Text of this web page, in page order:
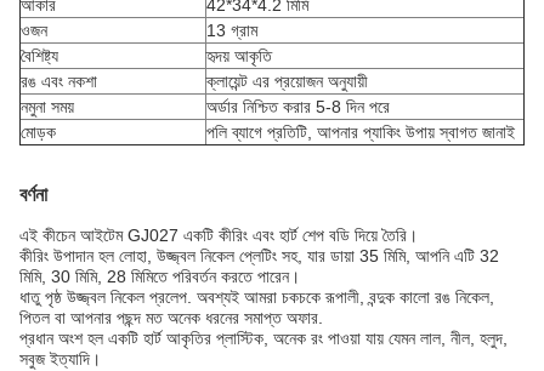
আকার
42*34*4.2 মিমি
ওজন
13 গ্রাম
বৈশিষ্ট্য
হৃদয় আকৃতি
রঙ এবং নকশা
ক্লায়েন্ট এর প্রয়োজন অনুযায়ী
নমুনা সময়
অর্ডার নিশ্চিত করার 5-8 দিন পরে
মোড়ক
পলি ব্যাগে প্রতিটি, আপনার প্যাকিং উপায় স্বাগত জানাই
বর্ণনা
এই কীচেন আইটেম GJ027 একটি কীরিং এবং হার্ট শেপ বডি দিয়ে তৈরি।
কীরিং উপাদান হল লোহা, উজ্জ্বল নিকেল প্লেটিং সহ, যার ডায়া 35 মিমি, আপনি এটি 32
মিমি, 30 মিমি, 28 মিমিতে পরিবর্তন করতে পারেন।
ধাতু পৃষ্ঠ উজ্জ্বল নিকেল প্রলেপ. অবশ্যই আমরা চকচকে রূপালী, বন্দুক কালো রঙ নিকেল,
পিতল বা আপনার পছন্দ মত অনেক ধরনের সমাপ্ত অফার.
প্রধান অংশ হল একটি হার্ট আকৃতির প্লাস্টিক, অনেক রং পাওয়া যায় যেমন লাল, নীল, হলুদ,
সবুজ ইত্যাদি।